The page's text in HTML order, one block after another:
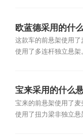
欧蓝德采用的什
这款车的前悬架使用
使用了多连杆独立悬架
宝来采用的什么
宝来的前悬架使用了
使用了扭力梁非独立悬